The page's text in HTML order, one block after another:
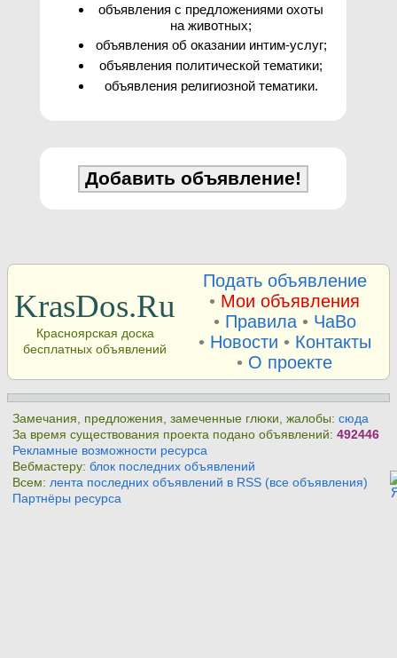
объявления с предложениями охоты
на животных;
объявления об оказании интим-услуг;
объявления политической тематики;
объявления религиозной тематики.
KrasDos.Ru
Красноярская доска
бесплатных объявлений
Подать объявление
• Мои объявления
• Правила• ЧаВо
• Новости • Контакты
• О проекте
Замечания, предложения, замеченные глюки, жалобы:сюда
За время существования проекта подано объявлений:492446
Рекламные возможности ресурса
Вебмастеру:блок последних объявлений
Всем: лента последних объявлений в RSS (все объявления)
Партнёры ресурса